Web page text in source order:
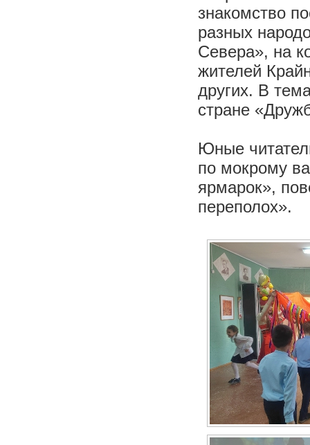
знакомство
разных
Севера», на
жителей
других. В
стране
Юные
по мокрому
ярмарок»,
переполох».